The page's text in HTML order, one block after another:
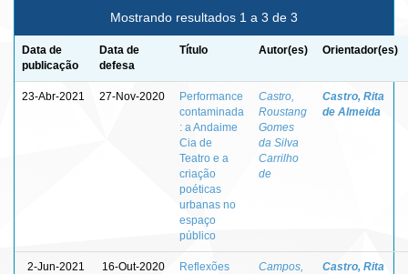
Mostrando resultados 1 a 3 de 3
Data de
publicação
Data de
defesa
Título Autor(es) Orientador(es)
23-Abr-2021 27-Nov-2020
Performance
contaminada
: a Andaime
Cia de
Teatro e a
criação
poéticas
urbanas no
espaço
público
Castro,
Roustang
Gomes
da Silva
Carrilho
de
Castro, Rita
de Almeida
2-Jun-2021 16-Out-2020
Reflexões
Campos,
Castro, Rita